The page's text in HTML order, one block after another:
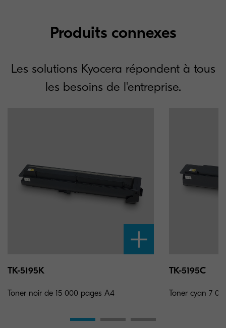
Produits connexes
Les solutions Kyocera répondent à tous
les besoins de l'entreprise.
TK-5195K
Toner noir de 15 000 pages A4
TK-5195C
Toner cyan 7